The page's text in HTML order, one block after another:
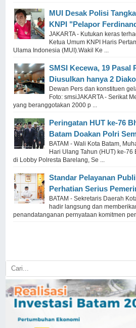
MUI Desak Polisi
KNPI "Pelapor
JAKARTA - Kutukan keras
Ketua Umum KNPI Haris
Ulama Indonesia (MUI).Wakil Ke ...
SMSI Kecewa, 19 Pasal
Diusulkan hanya 2
Dewan Pers dan konstituen
Foto: smsiJAKARTA - Serikat
yang beranggotakan 2000 p ...
Peringatan HUT ke-76
Batam Doakan Polri
BATAM - Wali Kota Batam,
Hari Ulang Tahun (HUT) ke-
di Lobby Polresta Barelang, Se ...
Standar Pelayanan
Perhatian Serius
BATAM - Sekretaris Daerah
hadir langsung dan
penandatanganan pernyataan komitmen